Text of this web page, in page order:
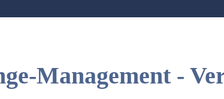
Management -